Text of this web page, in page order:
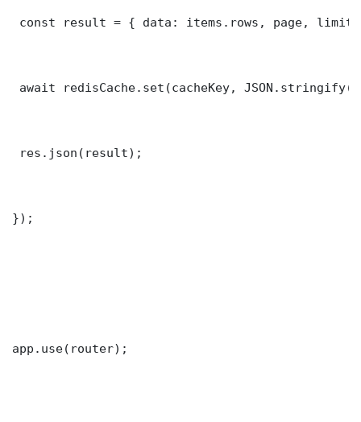
const result = { data: items.rows, page,
await redisCache.set(cacheKey,
res.json(result);
});
app.use(router);